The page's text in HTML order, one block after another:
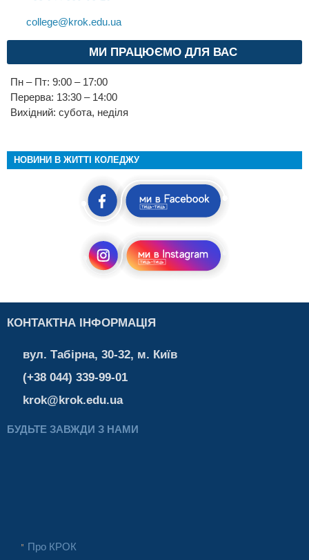
college@krok.edu.ua
МИ ПРАЦЮЄМО ДЛЯ ВАС
Пн – Пт: 9:00 – 17:00
Перерва: 13:30 – 14:00
Вихідний: субота, неділя
НОВИНИ В ЖИТТІ КОЛЕДЖУ
КОНТАКТНА ІНФОРМАЦІЯ
вул. Табірна, 30-32, м. Київ
(+38 044) 339-99-01
krok@krok.edu.ua
БУДЬТЕ ЗАВЖДИ З НАМИ
Про КРОК